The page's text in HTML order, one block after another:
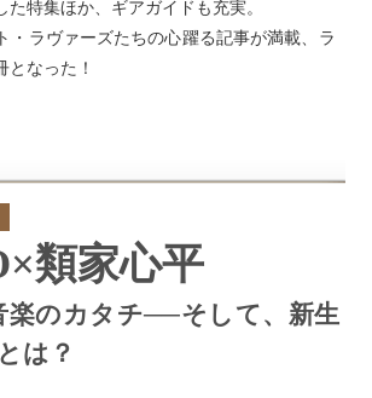
た特集ほか、ギアガイドも充実。
・ラヴァーズたちの心躍る記事が満載、ラ
となった！
類家心平
楽のカタチ──そして、新生
は？